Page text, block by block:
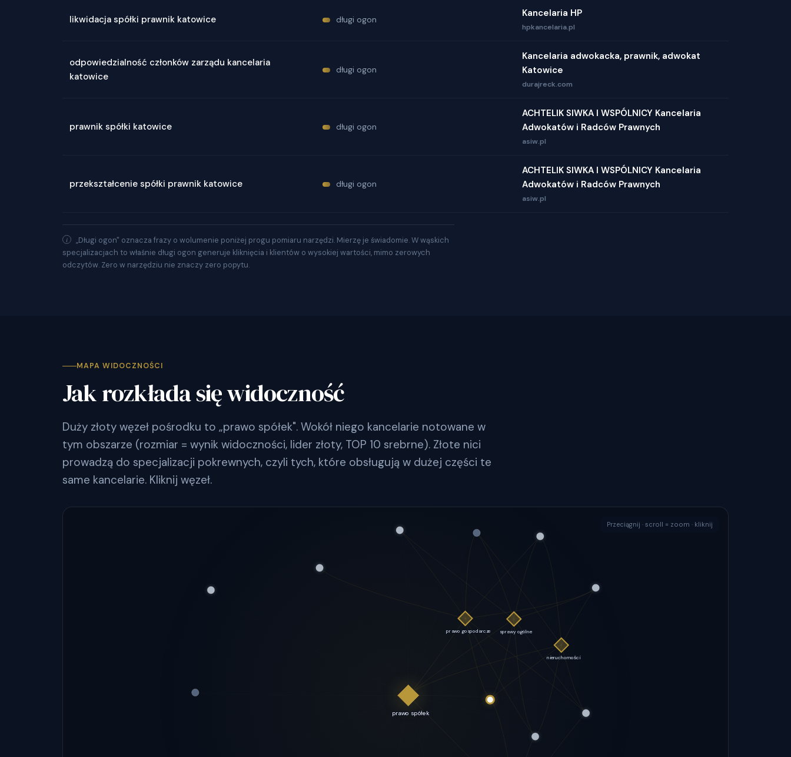
likwidacja spółki prawnik katowice długi ogon
Kancelaria HP
hpkancelaria.pl
odpowiedzialność członków zarządu kancelaria
katowice
długi ogon
Kancelaria adwokacka, prawnik, adwokat
Katowice
durajreck.com
prawnik spółki katowice długi ogon
ACHTELIK SIWKA I WSPÓLNICY Kancelaria
Adwokatów i Radców Prawnych
asiw.pl
przekształcenie spółki prawnik katowice długi ogon
ACHTELIK SIWKA I WSPÓLNICY Kancelaria
Adwokatów i Radców Prawnych
asiw.pl
„Długi ogon" oznacza frazy o wolumenie poniżej progu pomiaru narzędzi. Mierzę je świadomie. W wąskich
specjalizacjach to właśnie długi ogon generuje kliknięcia i klientów o wysokiej wartości, mimo zerowych
odczytów. Zero w narzędziu nie znaczy zero popytu.
MAPA WIDOCZNOŚCI
Jak rozkłada się widoczność
Duży złoty węzeł pośrodku to „prawo spółek". Wokół niego kancelarie notowane w
tym obszarze (rozmiar = wynik widoczności, lider złoty, TOP 10 srebrne). Złote nici
prowadzą do specjalizacji pokrewnych, czyli tych, które obsługują w dużej części te
same kancelarie. Kliknij węzeł.
Przeciągnij · scroll = zoom · kliknij